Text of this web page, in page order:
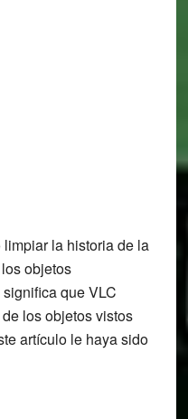
la historia de la
objetos
que VLC
los objetos vistos
artículo le haya sido